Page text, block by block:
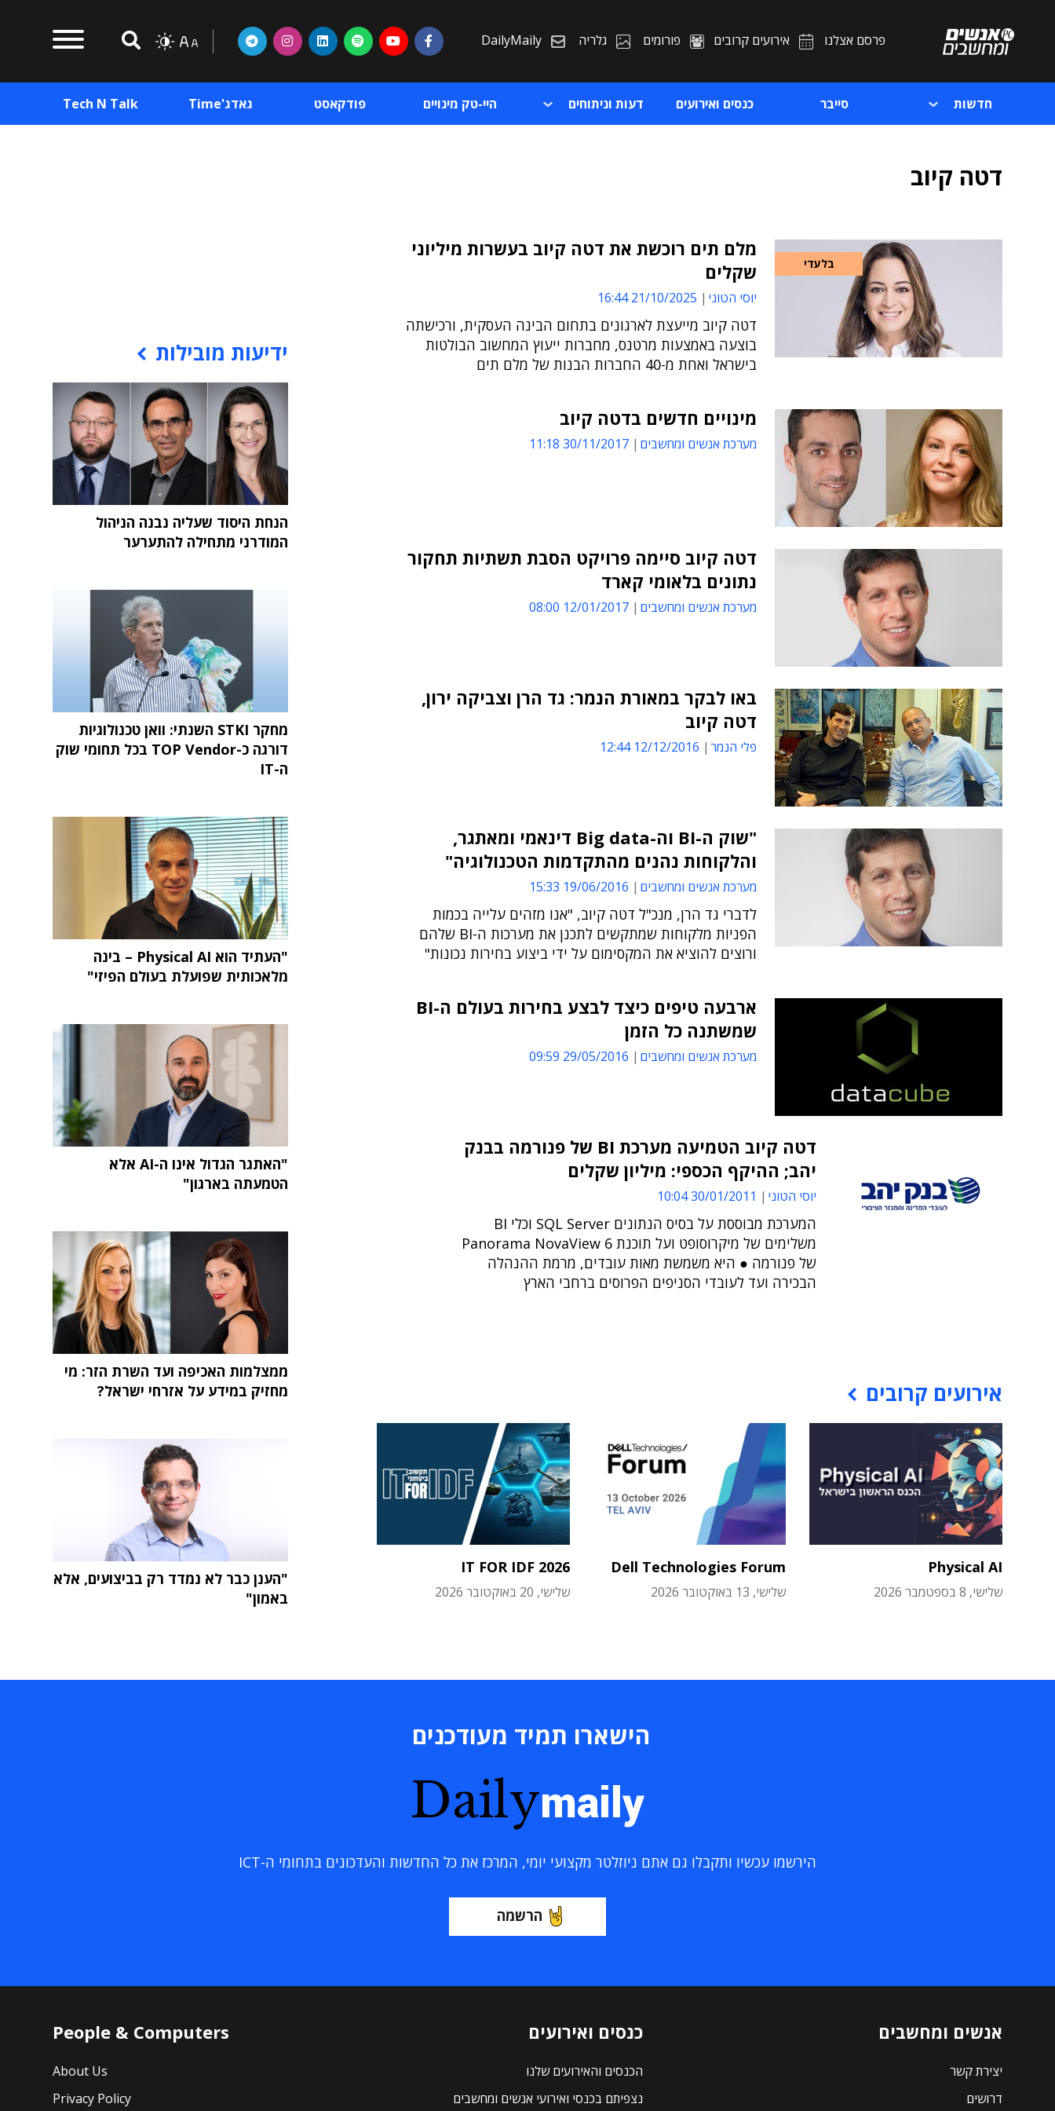
פרסם אצלנו אירועים קרובים פורומים גלריה DailyMaily
חדשות סייבר כנסים ואירועים דעות וניתוחים היי-טק מינויים פודקאסט גאדג'Time Tech N Talk
דטה קיוב
בלעדי
מלם תים רוכשת את דטה קיוב בעשרות מיליוני
שקלים
יוסי הטוני 21/10/2025 16:44
דטה קיוב מייעצת לארגונים בתחום הבינה העסקית, ורכישתה
בוצעה באמצעות מרטנס, מחברות ייעוץ המחשוב הבולטות
בישראל ואחת מ-40 החברות הבנות של מלם תים
מינויים חדשים בדטה קיוב
מערכת אנשים ומחשבים 30/11/2017 11:18
דטה קיוב סיימה פרויקט הסבת תשתיות תחקור
נתונים בלאומי קארד
מערכת אנשים ומחשבים 12/01/2017 08:00
באו לבקר במאורת הנמר: גד הרן וצביקה ירון,
דטה קיוב
פלי הנמר 12/12/2016 12:44
"שוק ה-BI וה-Big data דינאמי ומאתגר,
והלקוחות נהנים מהתקדמות הטכנולוגיה"
מערכת אנשים ומחשבים 19/06/2016 15:33
לדברי גד הרן, מנכ"ל דטה קיוב, "אנו מזהים עלייה בכמות
הפניות מלקוחות שמתקשים לתכנן את מערכות ה-BI שלהם
ורוצים להוציא את המקסימום על ידי ביצוע בחירות נכונות"
ארבעה טיפים כיצד לבצע בחירות בעולם ה-BI
שמשתנה כל הזמן
מערכת אנשים ומחשבים 29/05/2016 09:59
דטה קיוב הטמיעה מערכת BI של פנורמה בבנק
יהב; ההיקף הכספי: מיליון שקלים
יוסי הטוני 30/01/2011 10:04
המערכת מבוססת על בסיס הנתונים SQL Server וכלי BI
משלימים של מיקרוסופט ועל תוכנת Panorama NovaView 6
של פנורמה ● היא משמשת מאות עובדים, מרמת ההנהלה
הבכירה ועד לעובדי הסניפים הפרוסים ברחבי הארץ
אירועים קרובים
Physical AI
שלישי, 8 בספטמבר 2026
Dell Technologies Forum
שלישי, 13 באוקטובר 2026
IT FOR IDF 2026
שלישי, 20 באוקטובר 2026
ידיעות מובילות
הנחת היסוד שעליה נבנה הניהול
המודרני מתחילה להתערער
מחקר STKI השנתי: וואן טכנולוגיות
דורגה כ-TOP Vendor בכל תחומי שוק
ה-IT
"העתיד הוא Physical AI – בינה
מלאכותית שפועלת בעולם הפיזי"
"האתגר הגדול אינו ה-AI אלא
הטמעתה בארגון"
ממצלמות האכיפה ועד השרת הזר: מי
מחזיק במידע על אזרחי ישראל?
"הענן כבר לא נמדד רק בביצועים, אלא
באמון"
הישארו תמיד מעודכנים
Dailymaily
הירשמו עכשיו ותקבלו גם אתם ניוזלטר מקצועי יומי, המרכז את כל החדשות והעדכונים בתחומי ה-ICT
הרשמה
אנשים ומחשבים
יצירת קשר
דרושים
כנסים ואירועים
הכנסים והאירועים שלנו
נצפיתם בכנסי ואירועי אנשים ומחשבים
People & Computers
About Us
Privacy Policy